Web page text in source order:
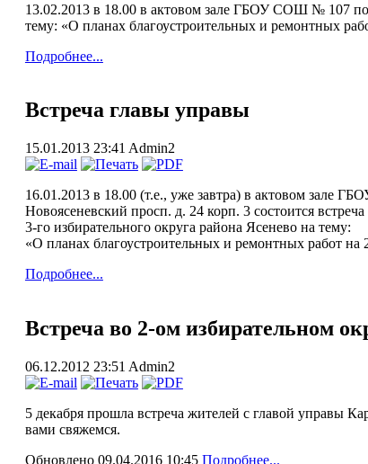
13.02.2013 в 18.00 в актовом зале ГБОУ СОШ № 107 по
тему: «О планах благоустроительных и ремонтных
Подробнее...
Встреча главы управы
15.01.2013 23:41 Admin2
16.01.2013 в 18.00 (т.е., уже завтра) в актовом зале
Новоясеневский просп. д. 24 корп. 3 состоится
3-го избирательного округа района Ясенево на тему:
«О планах благоустроительных и ремонтных работ на
Подробнее...
Встреча во 2-ом избирательном
06.12.2012 23:51 Admin2
5 декабря прошла встреча жителей с главой управы
вами свяжемся.
Обновлено 09.04.2016 10:45 Подробнее...